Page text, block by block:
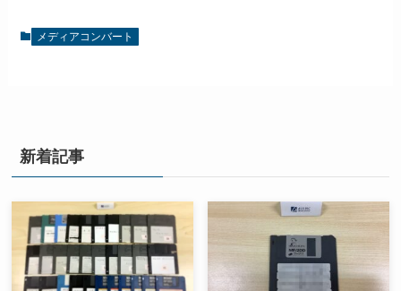
メディアコンバート
新着記事